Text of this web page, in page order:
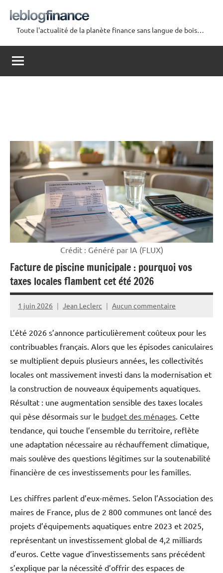
contenu
Le
Blog
Finance
Toute l'actualité de la planète finance sans langue de bois…
Crédit : Généré par IA (FLUX)
Facture de piscine municipale : pourquoi vos
taxes locales flambent cet été 2026
1 juin 2026 Jean Leclerc Aucun commentaire
L’été 2026 s’annonce particulièrement coûteux pour les
contribuables français. Alors que les épisodes caniculaires
se multiplient depuis plusieurs années, les collectivités
locales ont massivement investi dans la modernisation et
la construction de nouveaux équipements aquatiques.
Résultat : une augmentation sensible des taxes locales
qui pèse désormais sur le budget des ménages . Cette
tendance, qui touche l’ensemble du territoire, reflète
une adaptation nécessaire au réchauffement climatique,
mais soulève des questions légitimes sur la soutenabilité
financière de ces investissements pour les familles.
Les chiffres parlent d’eux-mêmes. Selon l’Association des
maires de France, plus de 2 800 communes ont lancé des
projets d’équipements aquatiques entre 2023 et 2025,
représentant un investissement global de 4,2 milliards
d’euros. Cette vague d’investissements sans précédent
s’explique par la nécessité d’offrir des espaces de